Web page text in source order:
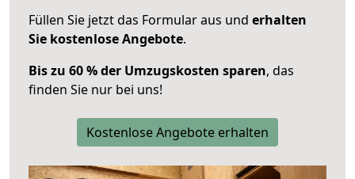
Füllen Sie jetzt das Formular aus und erhalten
Sie kostenlose Angebote.
Bis zu 60 % der Umzugskosten sparen, das
finden Sie nur bei uns!
Kostenlose Angebote erhalten